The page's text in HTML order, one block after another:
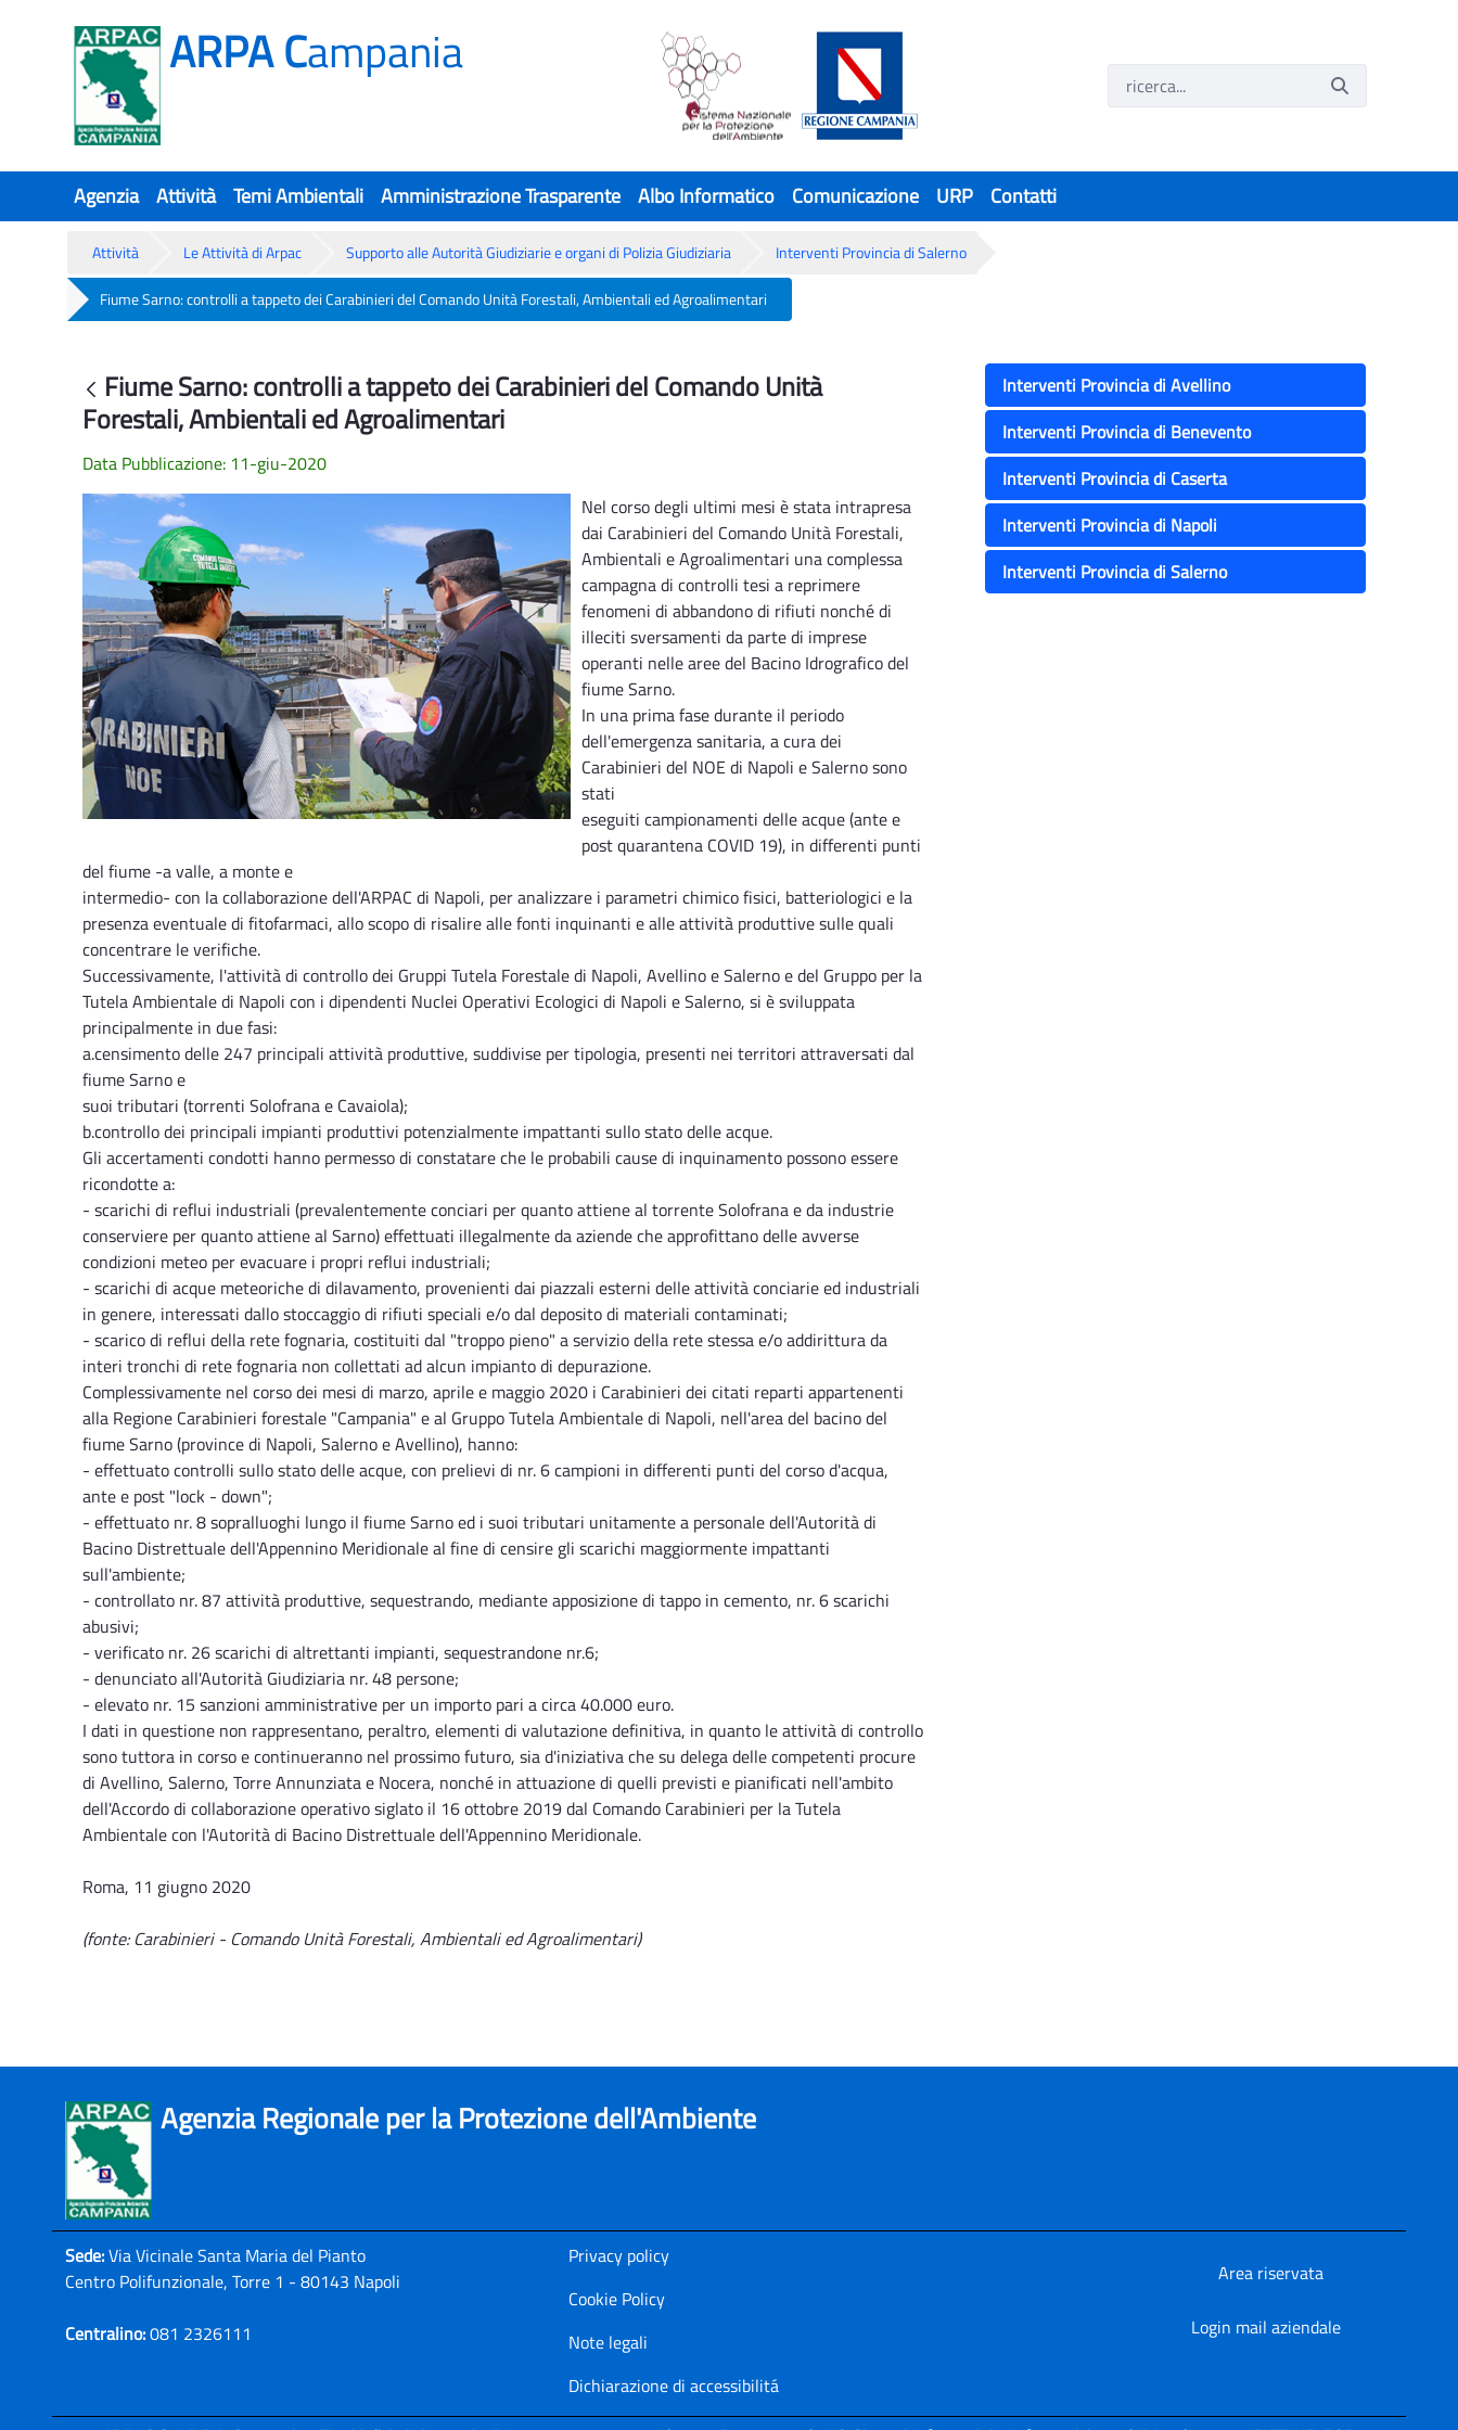
ARPA Campania
Agenzia Attività Temi Ambientali Amministrazione Trasparente Albo Informatico Comunicazione URP Contatti
Attività Le Attività di Arpac Supporto alle Autorità Giudiziarie e organi di Polizia Giudiziaria Interventi Provincia di Salerno
Fiume Sarno: controlli a tappeto dei Carabinieri del Comando Unità Forestali, Ambientali ed Agroalimentari
Fiume Sarno: controlli a tappeto dei Carabinieri del Comando Unità Forestali, Ambientali ed Agroalimentari
Indietro
Fiume Sarno: controlli a tappeto dei Carabinieri del Comando Unità
Forestali, Ambientali ed Agroalimentari
Data Pubblicazione: 11-giu-2020
Nel corso degli ultimi mesi è stata intrapresa
dai Carabinieri del Comando Unità Forestali,
Ambientali e Agroalimentari una complessa
campagna di controlli tesi a reprimere
fenomeni di abbandono di rifiuti nonché di
illeciti sversamenti da parte di imprese
operanti nelle aree del Bacino Idrografico del
fiume Sarno.
In una prima fase durante il periodo
dell'emergenza sanitaria, a cura dei
Carabinieri del NOE di Napoli e Salerno sono
stati
eseguiti campionamenti delle acque (ante e
post quarantena COVID 19), in differenti punti
del fiume -a valle, a monte e
intermedio- con la collaborazione dell'ARPAC di Napoli, per analizzare i parametri chimico fisici, batteriologici e la
presenza eventuale di fitofarmaci, allo scopo di risalire alle fonti inquinanti e alle attività produttive sulle quali
concentrare le verifiche.
Successivamente, l'attività di controllo dei Gruppi Tutela Forestale di Napoli, Avellino e Salerno e del Gruppo per la
Tutela Ambientale di Napoli con i dipendenti Nuclei Operativi Ecologici di Napoli e Salerno, si è sviluppata
principalmente in due fasi:
a.censimento delle 247 principali attività produttive, suddivise per tipologia, presenti nei territori attraversati dal
fiume Sarno e
suoi tributari (torrenti Solofrana e Cavaiola);
b.controllo dei principali impianti produttivi potenzialmente impattanti sullo stato delle acque.
Gli accertamenti condotti hanno permesso di constatare che le probabili cause di inquinamento possono essere
ricondotte a:
- scarichi di reflui industriali (prevalentemente conciari per quanto attiene al torrente Solofrana e da industrie
conserviere per quanto attiene al Sarno) effettuati illegalmente da aziende che approfittano delle avverse
condizioni meteo per evacuare i propri reflui industriali;
- scarichi di acque meteoriche di dilavamento, provenienti dai piazzali esterni delle attività conciarie ed industriali
in genere, interessati dallo stoccaggio di rifiuti speciali e/o dal deposito di materiali contaminati;
- scarico di reflui della rete fognaria, costituiti dal "troppo pieno" a servizio della rete stessa e/o addirittura da
interi tronchi di rete fognaria non collettati ad alcun impianto di depurazione.
Complessivamente nel corso dei mesi di marzo, aprile e maggio 2020 i Carabinieri dei citati reparti appartenenti
alla Regione Carabinieri forestale "Campania" e al Gruppo Tutela Ambientale di Napoli, nell'area del bacino del
fiume Sarno (province di Napoli, Salerno e Avellino), hanno:
- effettuato controlli sullo stato delle acque, con prelievi di nr. 6 campioni in differenti punti del corso d'acqua,
ante e post "lock - down";
- effettuato nr. 8 sopralluoghi lungo il fiume Sarno ed i suoi tributari unitamente a personale dell'Autorità di
Bacino Distrettuale dell'Appennino Meridionale al fine di censire gli scarichi maggiormente impattanti
sull'ambiente;
- controllato nr. 87 attività produttive, sequestrando, mediante apposizione di tappo in cemento, nr. 6 scarichi
abusivi;
- verificato nr. 26 scarichi di altrettanti impianti, sequestrandone nr.6;
- denunciato all'Autorità Giudiziaria nr. 48 persone;
- elevato nr. 15 sanzioni amministrative per un importo pari a circa 40.000 euro.
I dati in questione non rappresentano, peraltro, elementi di valutazione definitiva, in quanto le attività di controllo
sono tuttora in corso e continueranno nel prossimo futuro, sia d'iniziativa che su delega delle competenti procure
di Avellino, Salerno, Torre Annunziata e Nocera, nonché in attuazione di quelli previsti e pianificati nell'ambito
dell'Accordo di collaborazione operativo siglato il 16 ottobre 2019 dal Comando Carabinieri per la Tutela
Ambientale con l'Autorità di Bacino Distrettuale dell'Appennino Meridionale.
Roma, 11 giugno 2020
(fonte: Carabinieri - Comando Unità Forestali, Ambientali ed Agroalimentari)
Interventi Provincia di Avellino
Interventi Provincia di Benevento
Interventi Provincia di Caserta
Interventi Provincia di Napoli
Interventi Provincia di Salerno
Agenzia Regionale per la Protezione dell'Ambiente
Sede:Via Vicinale Santa Maria del Pianto
Centro Polifunzionale, Torre 1 - 80143 Napoli
Centralino:081 2326111
Privacy policy
Cookie Policy
Note legali
Dichiarazione di accessibilitá
Area riservata
Login mail aziendale